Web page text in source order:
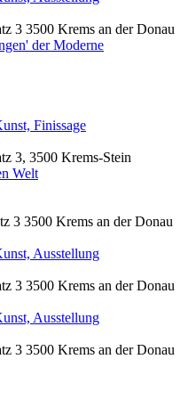
3 3500 Krems an der Donau
der Moderne
Finissage
3, 3500 Krems-Stein
Welt
3 3500 Krems an der Donau
Ausstellung
3 3500 Krems an der Donau
Ausstellung
3 3500 Krems an der Donau